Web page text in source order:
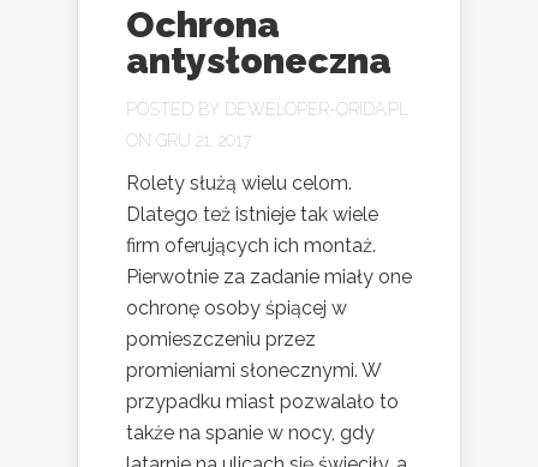
Ochrona
antysłoneczna
POSTED BY DEWELOPER-ORIDA.PL
ON GRU 21, 2017
Rolety służą wielu celom.
Dlatego też istnieje tak wiele
firm oferujących ich montaż.
Pierwotnie za zadanie miały one
ochronę osoby śpiącej w
pomieszczeniu przez
promieniami słonecznymi. W
przypadku miast pozwalało to
także na spanie w nocy, gdy